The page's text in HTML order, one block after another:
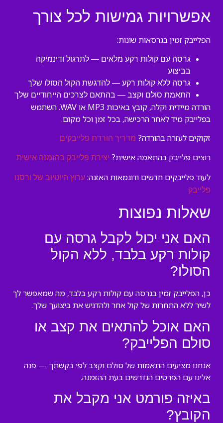
אפשרויות גמישות לכל צורך
הפלייבק זמין בגרסאות שונות:
גרסה עם קולות רקע מלאים — לתרגול ודינמיקה
בביצוע
גרסה ללא קולות רקע — להדגשת הקול הסולו שלך
התאמת סולם וקצב — בהתאם לצרכים הייחודיים שלך
הורדה מיידית וקלה, קובץ באיכות MP3 או WAV. השתמש
בפלייבק מיד לאחר הרכישה, בכל זמן וכל מקום.
זקוקים לעזרה בהורדה? מדריך הורדת פלייבקים
רוצים פלייבק בהתאמה אישית? יצירת פלייבק בהזמנה אישית
לעוד פלייבקים חדשים ודוגמאות האזנה: ערוץ היוטיוב של ורסנו
פלייבק
שאלות נפוצות
האם אני יכול לקבל גרסה עם
קולות רקע בלבד, ללא הקול
הסולו?
כן, הפלייבק זמין בגרסה עם קולות רקע בלבד, מה שמאפשר לך
לשיר ללא התחרות של קול אחר ולהדגיש את ביצועך שלך.
האם אוכל להתאים את קצב או
סולם הפלייבק?
אנחנו מציעים התאמות של סולם וקצב לפי בקשתך — פנה
אלינו עם הפרטים הנדרשים בעת ההזמנה.
באיזה פורמט אני מקבל את
הקובץ?